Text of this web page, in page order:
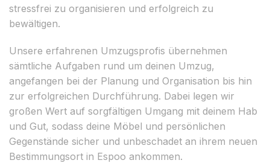
stressfrei zu organisieren und erfolgreich zu
bewältigen.
Unsere erfahrenen Umzugsprofis übernehmen
sämtliche Aufgaben rund um deinen Umzug,
angefangen bei der Planung und Organisation bis hin
zur erfolgreichen Durchführung. Dabei legen wir
großen Wert auf sorgfältigen Umgang mit deinem Hab
und Gut, sodass deine Möbel und persönlichen
Gegenstände sicher und unbeschadet an ihrem neuen
Bestimmungsort in Espoo ankommen.